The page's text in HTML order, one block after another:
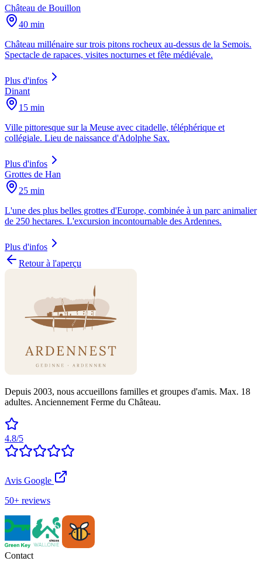
Château de Bouillon
40 min
Château millénaire sur trois pitons rocheux au-dessus de la Semois.
Spectacle de rapaces, visites nocturnes et fête médiévale.
Plus d'infos
Dinant
15 min
Ville pittoresque sur la Meuse avec citadelle, téléphérique et
collégiale. Lieu de naissance d'Adolphe Sax.
Plus d'infos
Grottes de Han
25 min
L'une des plus belles grottes d'Europe, combinée à un parc animalier
de 250 hectares. L'excursion incontournable des Ardennes.
Plus d'infos
Retour à l'aperçu
Depuis 2003, nous accueillons familles et groupes d'amis. Max. 18
adultes. Anciennement Ferme du Château.
4.8/5
Avis Google
50+ reviews
Contact